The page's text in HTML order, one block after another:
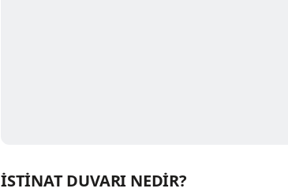
İSTİNAT DUVARI NEDİR?